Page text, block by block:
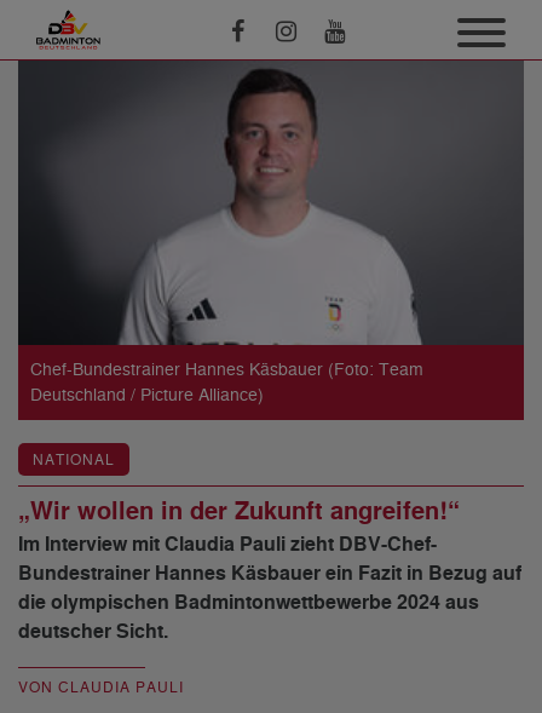
Chef-Bundestrainer Hannes Käsbauer (Foto: Team
Deutschland / Picture Alliance)
NATIONAL
„Wir wollen in der Zukunft angreifen!“
Im Interview mit Claudia Pauli zieht DBV-Chef-
Bundestrainer Hannes Käsbauer ein Fazit in Bezug auf
die olympischen Badmintonwettbewerbe 2024 aus
deutscher Sicht.
VON CLAUDIA PAULI